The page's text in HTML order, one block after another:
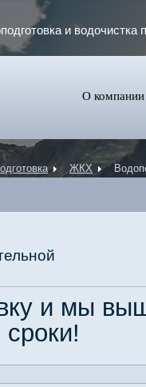
и водочистка
О компании
ЖКХ
и мы